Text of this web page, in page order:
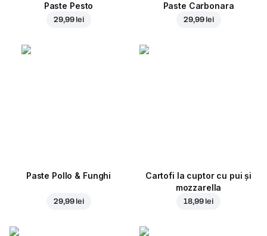
Paste Pesto
29,99 lei
Paste Carbonara
29,99 lei
Paste Pollo & Funghi
29,99 lei
Cartofi la cuptor cu pui și
mozzarella
18,99 lei